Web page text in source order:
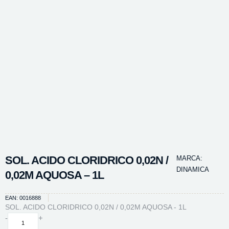
SOL. ACIDO CLORIDRICO 0,02N /
0,02M AQUOSA – 1L
MARCA:
DINAMICA
EAN: 0016888
SOL. ACIDO CLORIDRICO 0,02N / 0,02M AQUOSA - 1L
-
SOL.
+